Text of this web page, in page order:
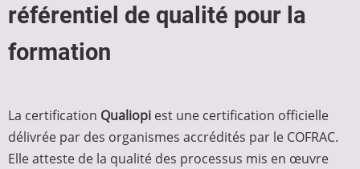
référentiel de qualité pour la
formation
La certification Qualiopi est une certification officielle
délivrée par des organismes accrédités par le COFRAC.
Elle atteste de la qualité des processus mis en œuvre